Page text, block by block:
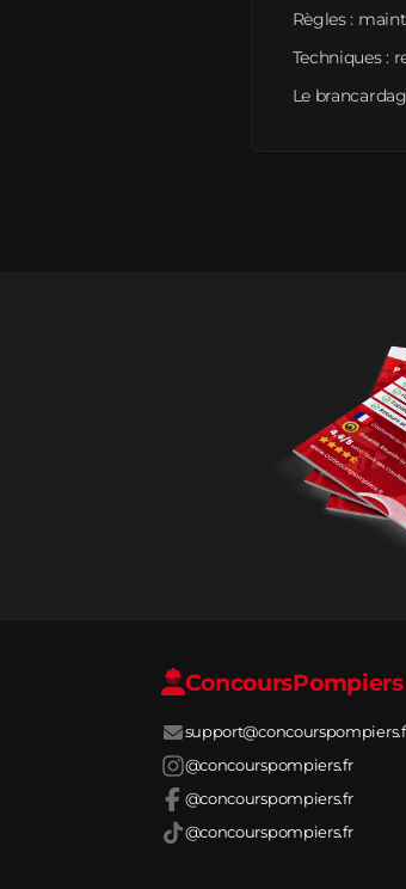
Règles :
Techniques :
Le
ConcoursPompiers
@concourspompiers.fr
@concourspompiers.fr
@concourspompiers.fr